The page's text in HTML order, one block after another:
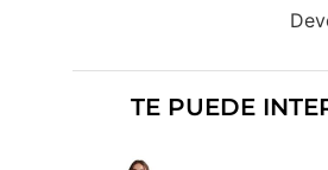
TE PUEDE